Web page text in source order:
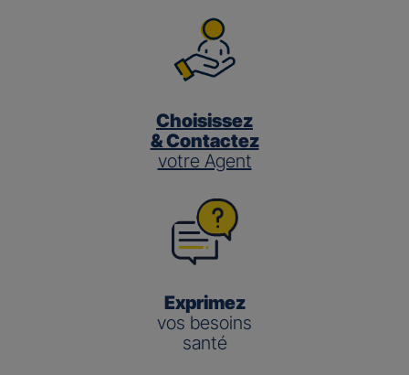
Choisissez
& Contactez
votre Agent
Exprimez
vos besoins
santé